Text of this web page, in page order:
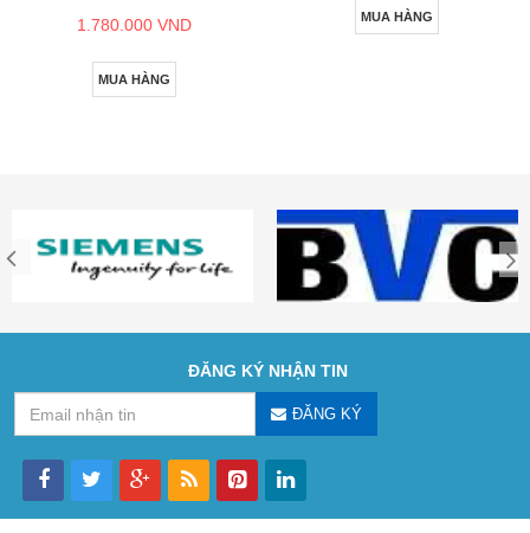
1.780.000 VND
MUA HÀNG
MUA HÀNG
ĐĂNG KÝ NHẬN TIN
ĐĂNG KÝ